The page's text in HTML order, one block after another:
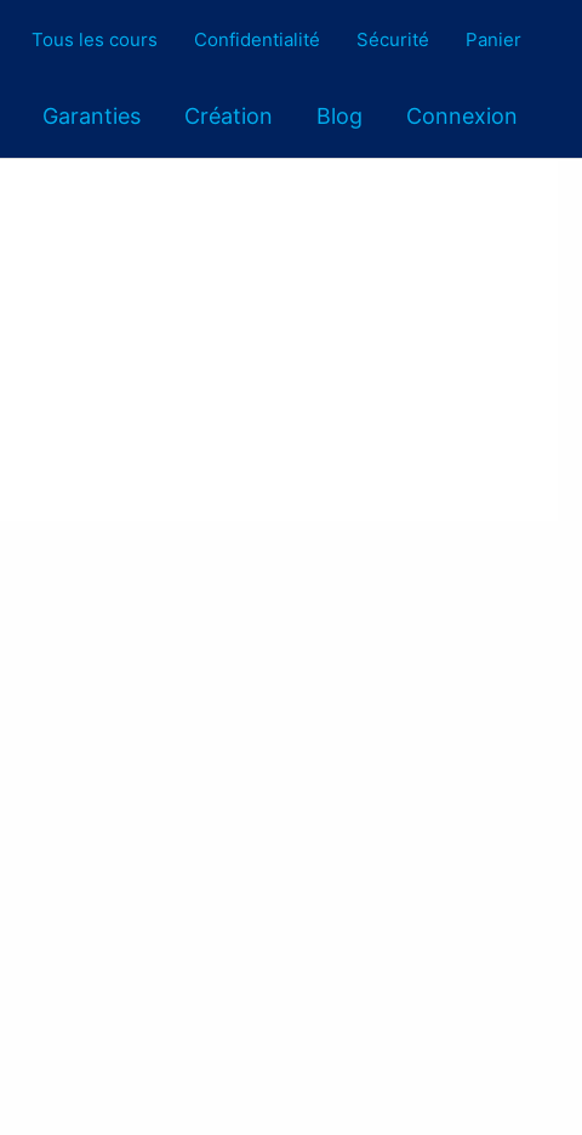
Tous les cours Confidentialité Sécurité Panier
Garanties Création Blog Connexion